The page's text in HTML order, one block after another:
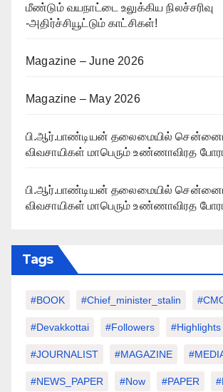
மீண்டும் வயநாட்டை உலுக்கிய நிலச்சரிவு
-அதிர்ச்சியூட்டும் காட்சிகள்!
Magazine – June 2026
Magazine – May 2026
பி.ஆர்.பாண்டியன் தலைமையில்
விவசாயிகள் மாபெரும் உண்ணாவிரத
பி.ஆர்.பாண்டியன் தலைமையில்
விவசாயிகள் மாபெரும் உண்ணாவிரத
Tags
#BOOK #chief_minister_stalin
#devakkottai #followers #highlights
#JOURNALIST #MAGAZINE
#NEWS_PAPER #Now #PAPER